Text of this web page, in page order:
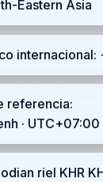
Eastern Asia
internacional:
referencia:
· UTC+07:00
riel KHR